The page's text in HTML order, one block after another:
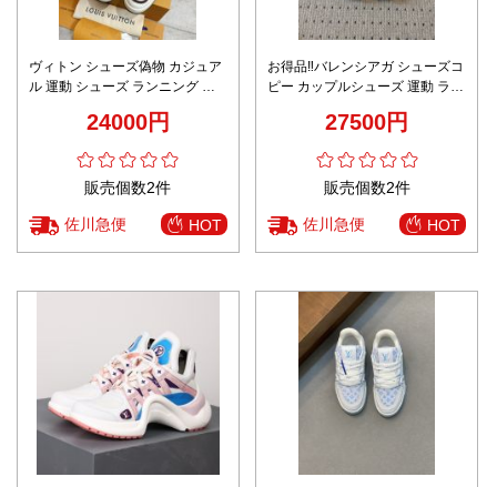
ヴィトン シューズ偽物 カジュア
ル 運動 シューズ ランニング 通
24000円
販売個数2件
佐川急便 HOT
お得品‼バレンシアガ シューズコ
ピー カップルシューズ 運動 ラン
兼用 スニーカー イエロー
27500円
販売個数2件
佐川急便 HOT